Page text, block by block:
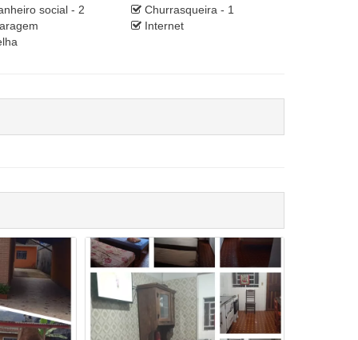
social - 2
Churrasqueira - 1
Internet